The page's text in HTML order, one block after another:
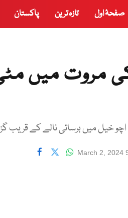
صفحۂ اول تازہ ترین پاکستان
میں برساتی نالے کے قریب گزرتے ہوئے 5 بچے
March 2, 2024